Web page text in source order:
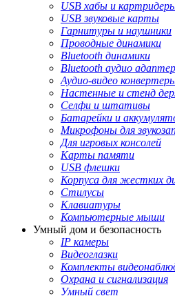
USB хабы и
USB звуковые карты
Гарнитуры и наушники
Проводные динамики
Bluetooth динамики
Bluetooth аудио
Аудио-видео
Настенные и стенд
Селфи и штативы
Батарейки и
Микрофоны для
Для игровых консолей
Карты памяти
USB флешки
Корпуса для жестких
Стилусы
Клавиатуры
Компьютерные мыши
Умный дом и безопасность
IP камеры
Видеоглазки
Комплекты
Охрана и сигнализация
Умный свет